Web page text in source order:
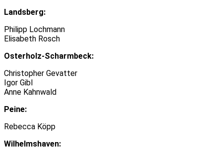
Landsberg:
Philipp Lochmann
Elisabeth Rosch
Osterholz-Scharmbeck:
Christopher Gevatter
Igor Gibl
Anne Kahnwald
Peine:
Rebecca Köpp
Wilhelmshaven: